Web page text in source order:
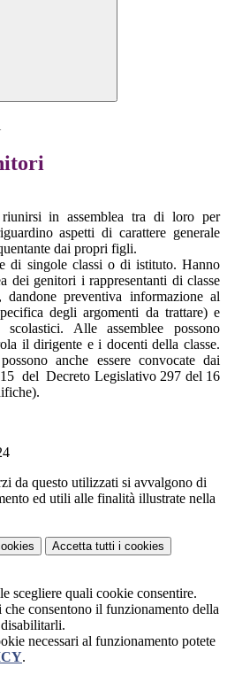
in assemblea tra di loro per
aspetti di carattere generale
dai propri figli.
di singole classi o di istituto. Hanno
dei genitori i rappresentanti di classe
preventiva informazione al
degli argomenti da trattare) e
Alle assemblee possono
il dirigente e i docenti della classe.
anche essere convocate dai
del Decreto Legislativo 297 del 16
da questo utilizzati si avvalgono di
ed utili alle finalità illustrate nella
Accetta tutti i cookies
scegliere quali cookie consentire.
consentono il funzionamento della
necessari al funzionamento potete
.